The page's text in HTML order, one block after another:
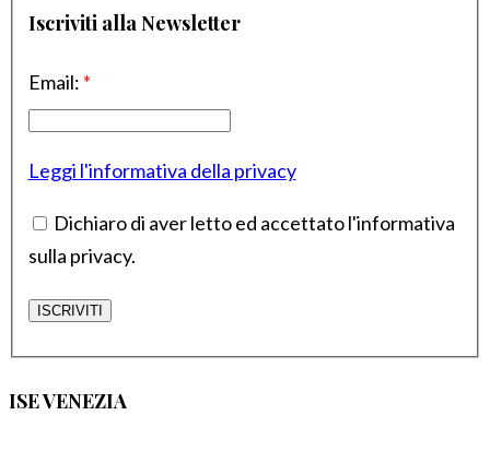
Iscriviti alla Newsletter
Email: *
Leggi l'informativa della privacy
Dichiaro di aver letto ed accettato l'informativa
sulla privacy.
ISE VENEZIA